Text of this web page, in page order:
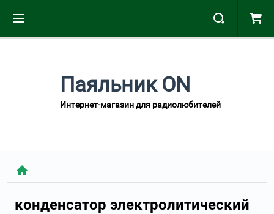
Паяльник ON
Интернет-магазин для радиолюбителей
конденсатор электролитический